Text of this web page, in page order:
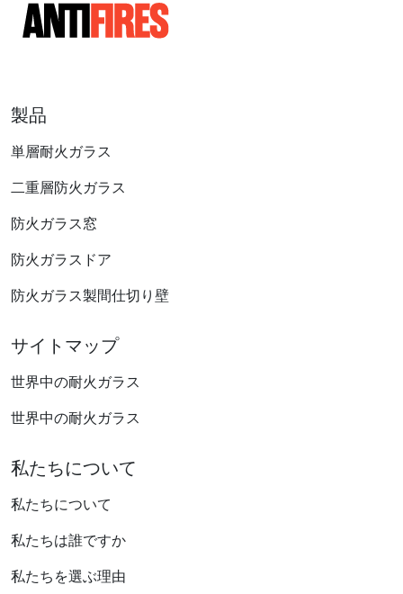
製品
単層耐火ガラス
二重層防火ガラス
防火ガラス窓
防火ガラスドア
防火ガラス製間仕切り壁
サイトマップ
世界中の耐火ガラス
世界中の耐火ガラス
私たちについて
私たちについて
私たちは誰ですか
私たちを選ぶ理由